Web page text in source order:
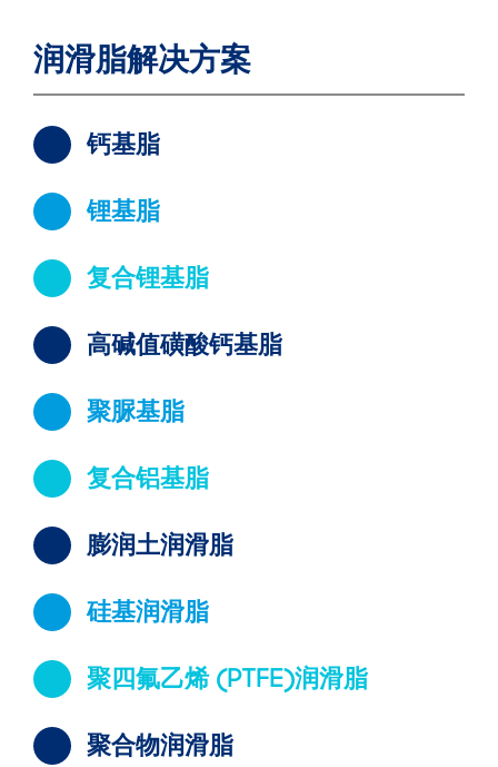
润滑脂解决方案
钙基脂
锂基脂
复合锂基脂
高碱值磺酸钙基脂
聚脲基脂
复合铝基脂
膨润土润滑脂
硅基润滑脂
聚四氟乙烯 (PTFE)润滑脂
聚合物润滑脂